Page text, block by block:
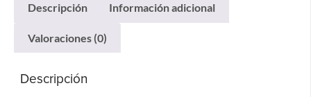
Descripción Información adicional
Valoraciones (0)
Descripción